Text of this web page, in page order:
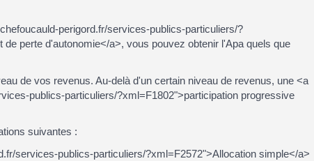
perigord.fr/services-publics-particuliers/?
perte d'autonomie</a>, vous pouvez obtenir l'Apa quels que
de vos revenus. Au-delà d'un certain niveau de revenus, une <a
publics-particuliers/?xml=F1802">participation progressive
suivantes :
services-publics-particuliers/?xml=F2572">Allocation simple</a>